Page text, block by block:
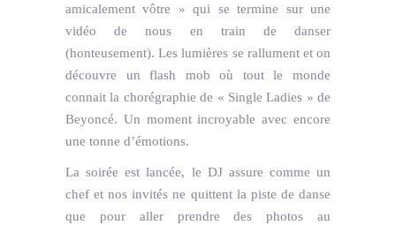
amicalement vôtre » qui se termine sur une
vidéo de nous en train de danser
(honteusement). Les lumières se rallument et on
découvre un flash mob où tout le monde
connait la chorégraphie de « Single Ladies » de
Beyoncé. Un moment incroyable avec encore
une tonne d’émotions.
La soirée est lancée, le DJ assure comme un
chef et nos invités ne quittent la piste de danse
que pour aller prendre des photos au